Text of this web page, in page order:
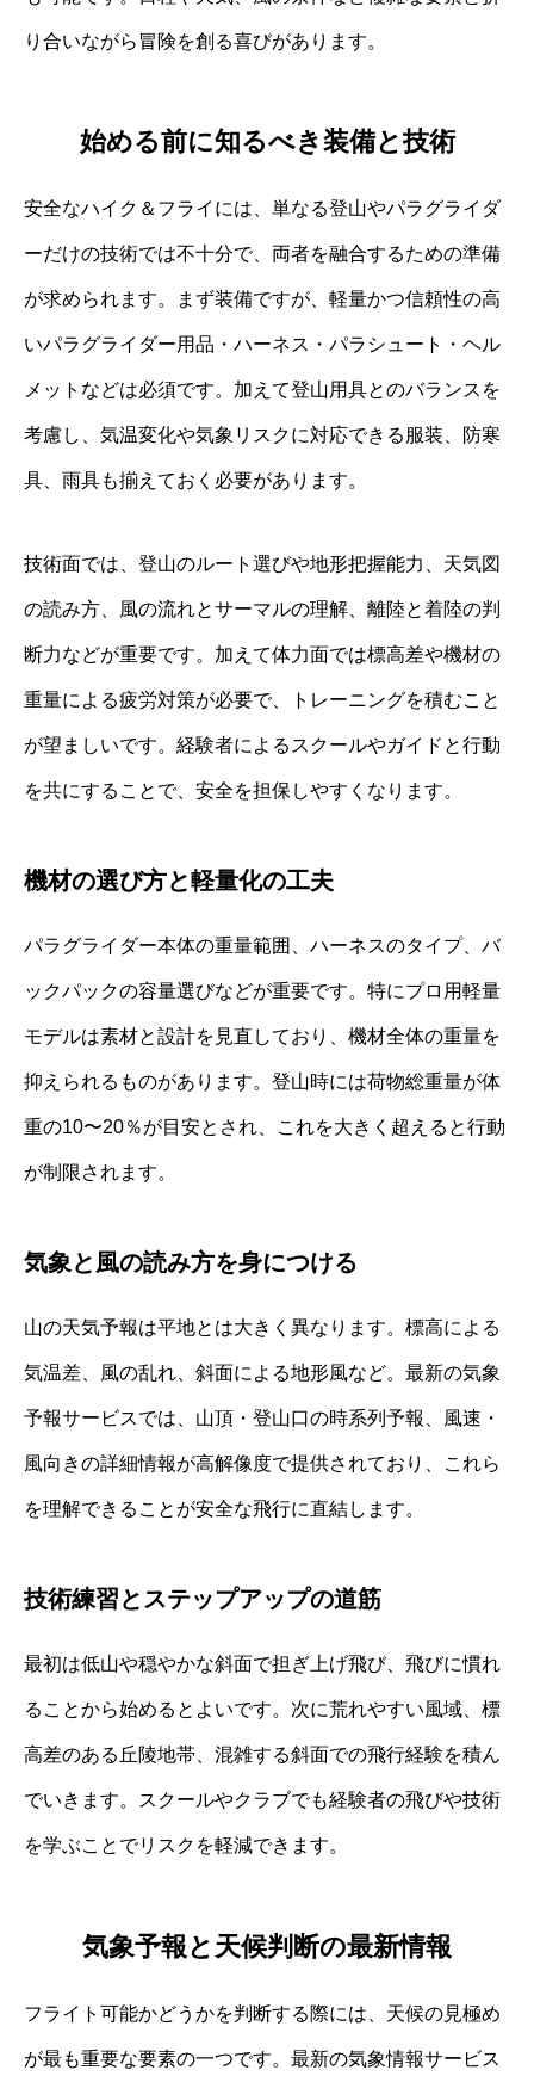
り合いながら冒険を創る喜びがあります。
始める前に知るべき装備と技術
安全なハイク＆フライには、単なる登山やパラグライダ
ーだけの技術では不十分で、両者を融合するための準備
が求められます。まず装備ですが、軽量かつ信頼性の高
いパラグライダー用品・ハーネス・パラシュート・ヘル
メットなどは必須です。加えて登山用具とのバランスを
考慮し、気温変化や気象リスクに対応できる服装、防寒
具、雨具も揃えておく必要があります。
技術面では、登山のルート選びや地形把握能力、天気図
の読み方、風の流れとサーマルの理解、離陸と着陸の判
断力などが重要です。加えて体力面では標高差や機材の
重量による疲労対策が必要で、トレーニングを積むこと
が望ましいです。経験者によるスクールやガイドと行動
を共にすることで、安全を担保しやすくなります。
機材の選び方と軽量化の工夫
パラグライダー本体の重量範囲、ハーネスのタイプ、バ
ックパックの容量選びなどが重要です。特にプロ用軽量
モデルは素材と設計を見直しており、機材全体の重量を
抑えられるものがあります。登山時には荷物総重量が体
重の10〜20％が目安とされ、これを大きく超えると行動
が制限されます。
気象と風の読み方を身につける
山の天気予報は平地とは大きく異なります。標高による
気温差、風の乱れ、斜面による地形風など。最新の気象
予報サービスでは、山頂・登山口の時系列予報、風速・
風向きの詳細情報が高解像度で提供されており、これら
を理解できることが安全な飛行に直結します。
技術練習とステップアップの道筋
最初は低山や穏やかな斜面で担ぎ上げ飛び、飛びに慣れ
ることから始めるとよいです。次に荒れやすい風域、標
高差のある丘陵地帯、混雑する斜面での飛行経験を積ん
でいきます。スクールやクラブでも経験者の飛びや技術
を学ぶことでリスクを軽減できます。
気象予報と天候判断の最新情報
フライト可能かどうかを判断する際には、天候の見極め
が最も重要な要素の一つです。最新の気象情報サービス